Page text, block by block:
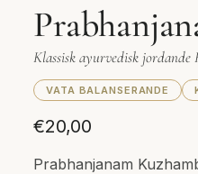
Klassisk ayurvedisk jordande
VATA BALANSERANDE
€20,00
Prabhanjanam